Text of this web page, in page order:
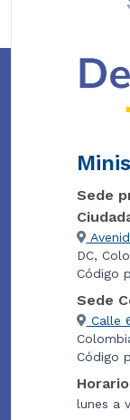
Sede
DC,
Código
Sede
Calle
Código
lunes a